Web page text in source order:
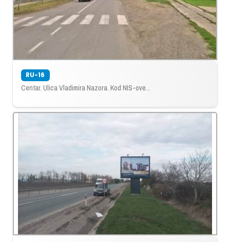
RU-16
Centar. Ulica Vladimira Nazora. Kod NIS-ove...